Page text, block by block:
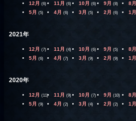
12月 (6) 11月 (6) 10月 (6) 9月 (8) 8月
5月 (5) 4月 (6) 3月 (5) 2月 (6) 1月
2021年
12月 (7) 11月 (4) 10月 (6) 9月 (5) 8月
5月 (6) 4月 (7) 3月 (9) 2月 (9) 1月
2020年
12月 (11) 11月 (9) 10月 (7) 9月 (10) 8月
5月 (9) 4月 (2) 3月 (4) 2月 (2) 1月